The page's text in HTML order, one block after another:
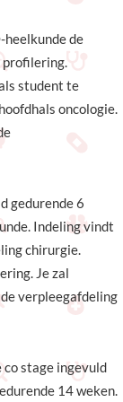
heelkunde de
profilering.
student te
oncologie.
gedurende 6
Indeling vindt
chirurgie.
Je zal
verpleegafdeling
stage ingevuld
14 weken.